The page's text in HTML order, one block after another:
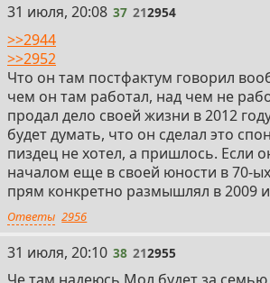
37
31 июля, 20:08 37 212954
>>2944
>>2952
Что он там постфактум говорил
чем он там работал, над чем не
продал дело своей жизни в 2012
будет думать, что он сделал это
пиздец не хотел, а пришлось. Если
началом еще в своей юности в 70-
прям конкретно размышлял в 2009
Ответы 2956
38
31 июля, 20:10 38 212955